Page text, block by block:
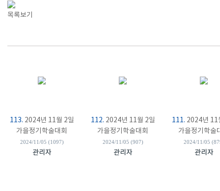
목록보기
113. 2024년 11월 2일
가을정기학술대회
2024/11/05 (1097)
관리자
112. 2024년 11월 2일
가을정기학술대회
2024/11/05 (907)
관리자
111. 2024년 11
가을정기학술
2024/11/05
관리자